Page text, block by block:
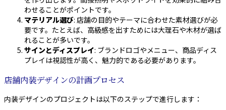
わせることがポイントです。
マテリアル選び: 店舗の目的やテーマに合わせた素材選びが必
要です。たとえば、高級感を出すためには大理石や木材が選ば
れることが多いです。
サインとディスプレイ: ブランドロゴやメニュー、商品ディス
プレイは視認性が高く、魅力的である必要があります。
店舗内装デザインの計画プロセス
内装デザインのプロジェクトは以下のステップで進行します：